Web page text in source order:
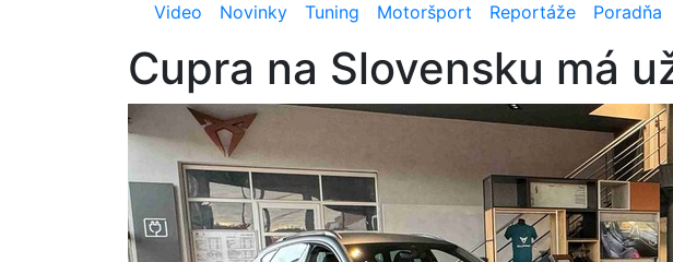
Video
Novinky Tuning Motoršport Reportáže Poradňa
Cupra na Slovensku má